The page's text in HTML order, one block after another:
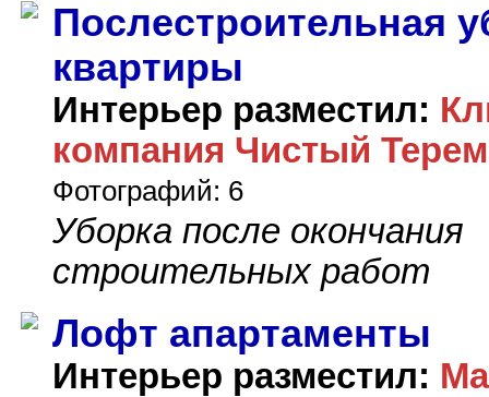
Послестроительная
квартиры
Интерьер разместил:
компания Чистый Терем
Фотографий: 6
Уборка после окончания
строительных работ
Лофт апартаменты
Интерьер разместил: